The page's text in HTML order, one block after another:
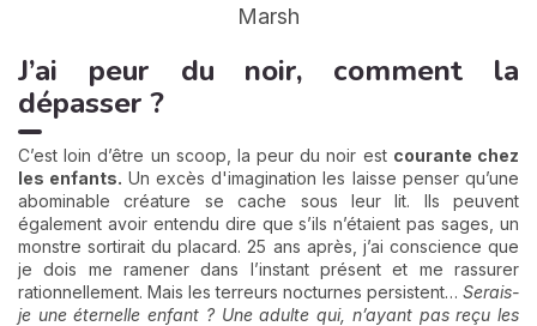
Marsh
J’ai peur du noir, comment la
dépasser ?
C’est loin d’être un scoop, la peur du noir est courante chez
les enfants. Un excès d'imagination les laisse penser qu’une
abominable créature se cache sous leur lit. Ils peuvent
également avoir entendu dire que s’ils n’étaient pas sages, un
monstre sortirait du placard. 25 ans après, j’ai conscience que
je dois me ramener dans l’instant présent et me rassurer
rationnellement. Mais les terreurs nocturnes persistent… Serais-
je une éternelle enfant ? Une adulte qui, n’ayant pas reçu les